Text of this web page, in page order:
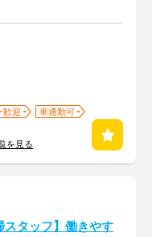
歓迎
車通勤可
を見る
スタッフ】働きやす